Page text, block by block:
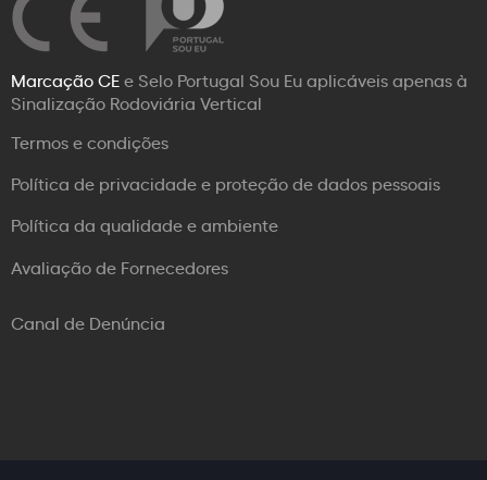
Marcação CEe Selo Portugal Sou Eu aplicáveis apenas à
Sinalização Rodoviária Vertical
Termos e condições
Política de privacidade e proteção de dados pessoais
Política da qualidade e ambiente
Avaliação de Fornecedores
Canal de Denúncia